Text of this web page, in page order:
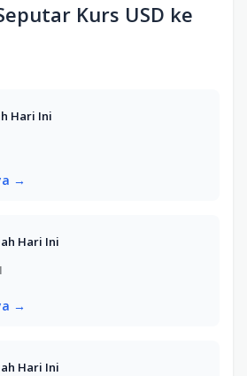
Kurs USD ke
Hari Ini
→
Hari Ini
→
Hari Ini